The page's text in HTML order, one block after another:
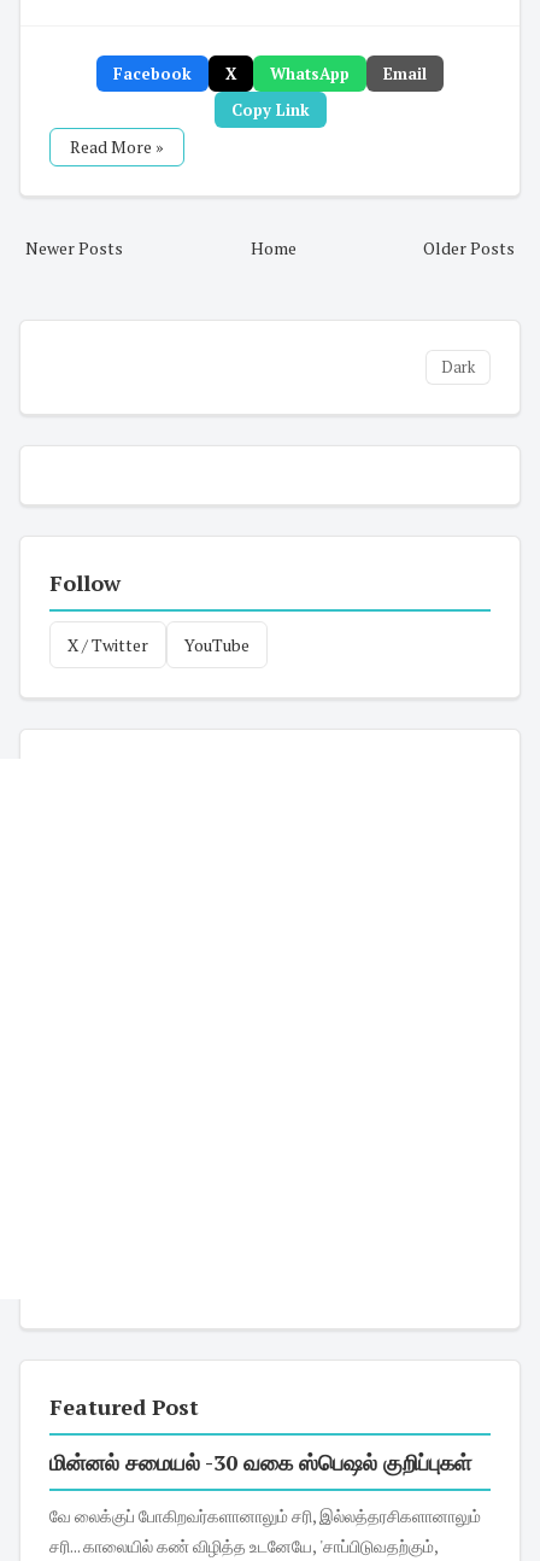
Facebook X WhatsApp
Email
Copy Link
Read More »
Newer Posts Older Posts
Home
Dark
Follow
X / Twitter YouTube
Featured Post
மின்னல் சமையல் -30 வகை ஸ்பெஷல் குறிப்புகள்
வே லைக்குப் போகிறவர்களானாலும் சரி, இல்லத்தரசிகளானாலும்
சரி... காலையில் கண் விழித்த உடனேயே, 'சாப்பிடுவதற்கும்,